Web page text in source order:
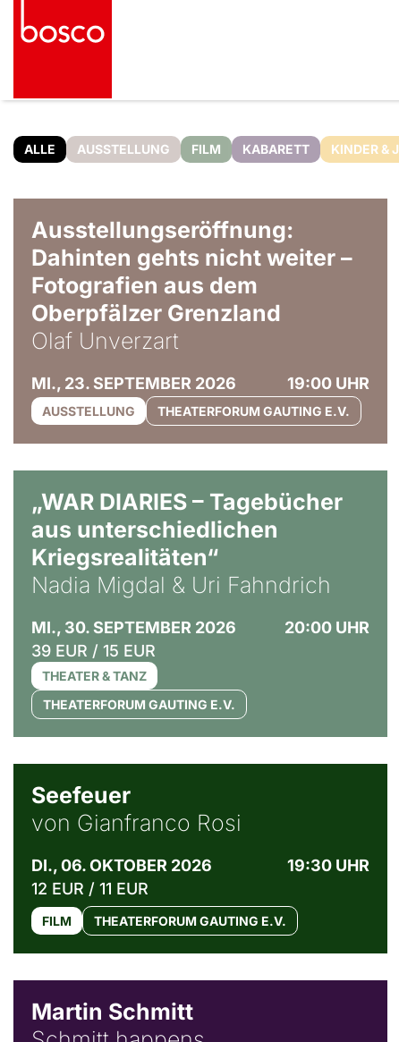
ALLE AUSSTELLUNG FILM KABARETT KINDER &
Ausstellungseröffnung:
Dahinten gehts nicht weiter –
Fotografien aus dem
Oberpfälzer Grenzland
Olaf Unverzart
MI., 23. SEPTEMBER 2026 19:00 UHR
AUSSTELLUNG THEATERFORUM GAUTING E.V.
„WAR DIARIES – Tagebücher
aus unterschiedlichen
Kriegsrealitäten“
Nadia Migdal & Uri Fahndrich
MI., 30. SEPTEMBER 2026
20:00 UHR
39 EUR / 15 EUR
THEATER & TANZ
THEATERFORUM GAUTING E.V.
Seefeuer
von Gianfranco Rosi
DI., 06. OKTOBER 2026
19:30 UHR
12 EUR / 11 EUR
FILM THEATERFORUM GAUTING E.V.
Martin Schmitt